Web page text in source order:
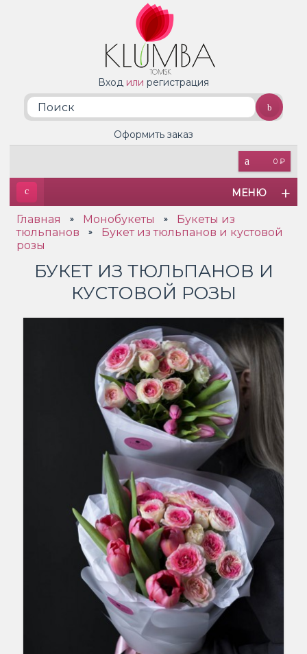
Вход или регистрация
0 ₽
Оформить заказ
МЕНЮ
Главная » Монобукеты »
Букеты из
тюльпанов
»
Букет из тюльпанов и кустовой
розы
БУКЕТ ИЗ ТЮЛЬПАНОВ И
КУСТОВОЙ РОЗЫ